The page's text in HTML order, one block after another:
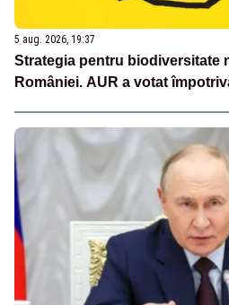
5 aug. 2026, 19:37
Strategia pentru biodiversitate
României. AUR a votat